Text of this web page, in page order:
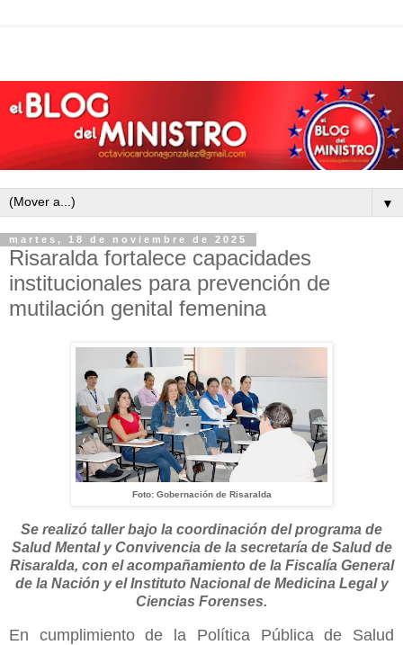
▼
martes, 18 de noviembre de 2025
Risaralda fortalece capacidades
institucionales para prevención de
mutilación genital femenina
Foto: Gobernación de Risaralda
Se realizó taller bajo la coordinación del programa de
Salud Mental y Convivencia de la secretaría de Salud de
Risaralda, con el acompañamiento de la Fiscalía General
de la Nación y el Instituto Nacional de Medicina Legal y
Ciencias Forenses.
En cumplimiento de la Política Pública de Salud